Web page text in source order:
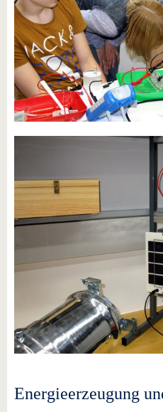
Energieerzeugung